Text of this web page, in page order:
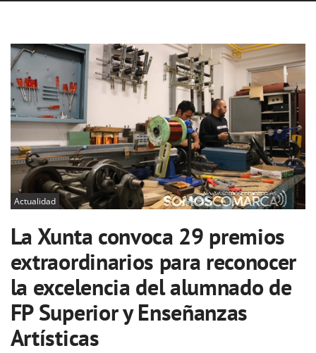
Actualidad
La Xunta convoca 29 premios
extraordinarios para reconocer
la excelencia del alumnado de
FP Superior y Enseñanzas
Artísticas